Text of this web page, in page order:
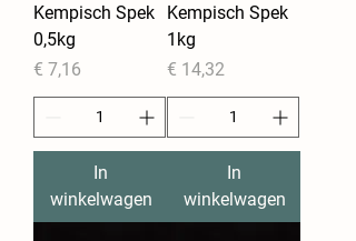
Kempisch Spek
0,5kg
Prijs
€ 7,16
In
winkelwagen
Kempisch Spek
1kg
Prijs
€ 14,32
In
winkelwagen